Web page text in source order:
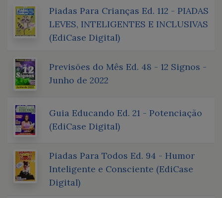
Piadas Para Crianças Ed. 112 - PIADAS
LEVES, INTELIGENTES E INCLUSIVAS
(EdiCase Digital)
Previsões do Mês Ed. 48 - 12 Signos -
Junho de 2022
Guia Educando Ed. 21 - Potenciação
(EdiCase Digital)
Piadas Para Todos Ed. 94 - Humor
Inteligente e Consciente (EdiCase
Digital)